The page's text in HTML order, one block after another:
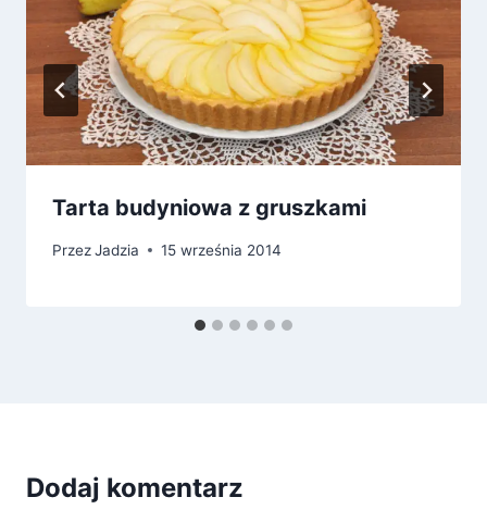
Tarta budyniowa z gruszkami
PrzezJadzia 15 września 2014
Dodaj komentarz